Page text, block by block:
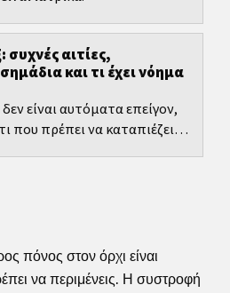
αιτίες,
και τι έχει νόημα
είναι αυτόματα επείγον,
που πρέπει να καταπιέζεις
πόνος στον όρχι είναι
να περιμένεις. Η συστροφή